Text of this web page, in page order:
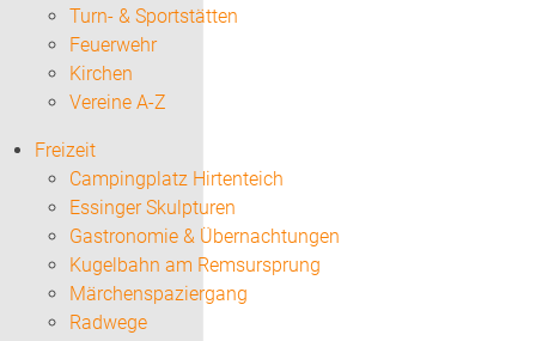
Turn- & Sportstätten
Feuerwehr
Kirchen
Vereine A-Z
Freizeit
Campingplatz Hirtenteich
Essinger Skulpturen
Gastronomie & Übernachtungen
Kugelbahn am Remsursprung
Märchenspaziergang
Radwege